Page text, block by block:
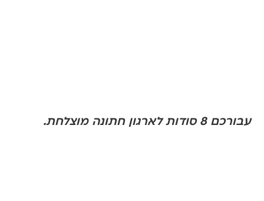
עבורכם 8 סודות לארגון חתונה מוצלחת.